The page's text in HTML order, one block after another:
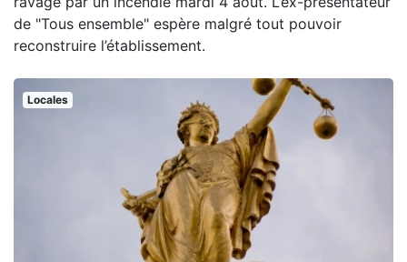
de "Tous ensemble" espère malgré tout pouvoir
reconstruire l’établissement.
Locales